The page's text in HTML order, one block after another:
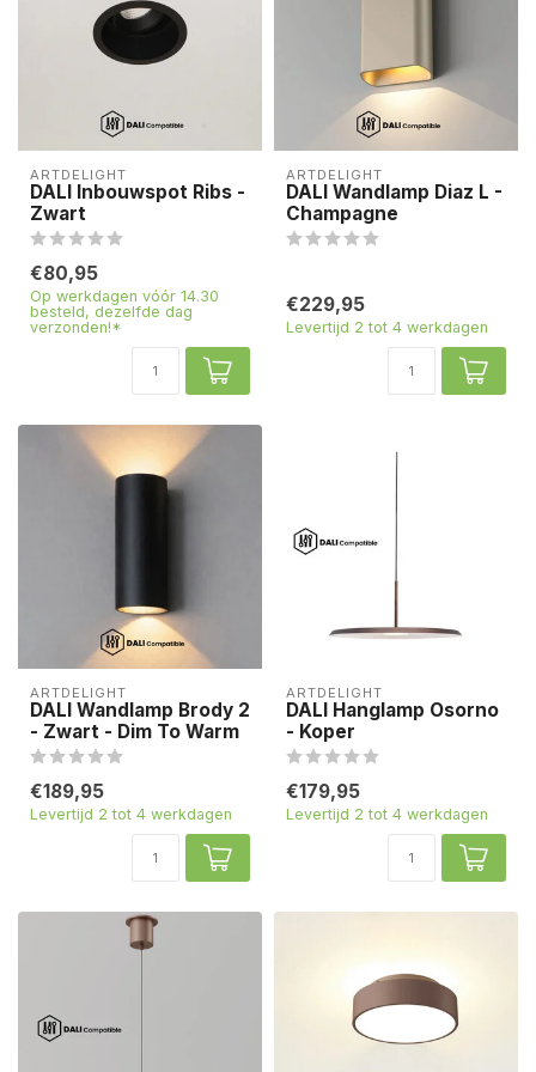
ARTDELIGHT
DALI Inbouwspot Ribs -
Zwart
€80,95
Op werkdagen vóór 14.30
besteld, dezelfde dag
verzonden!*
ARTDELIGHT
DALI Wandlamp Diaz L -
Champagne
€229,95
Levertijd 2 tot 4 werkdagen
ARTDELIGHT
DALI Wandlamp Brody 2
- Zwart - Dim To Warm
€189,95
Levertijd 2 tot 4 werkdagen
ARTDELIGHT
DALI Hanglamp Osorno
- Koper
€179,95
Levertijd 2 tot 4 werkdagen